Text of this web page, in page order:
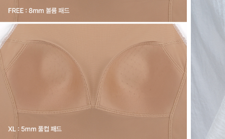
라
없
이
장
입
어
도